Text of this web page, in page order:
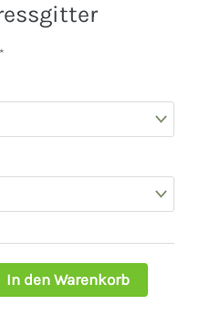
*
In den Warenkorb